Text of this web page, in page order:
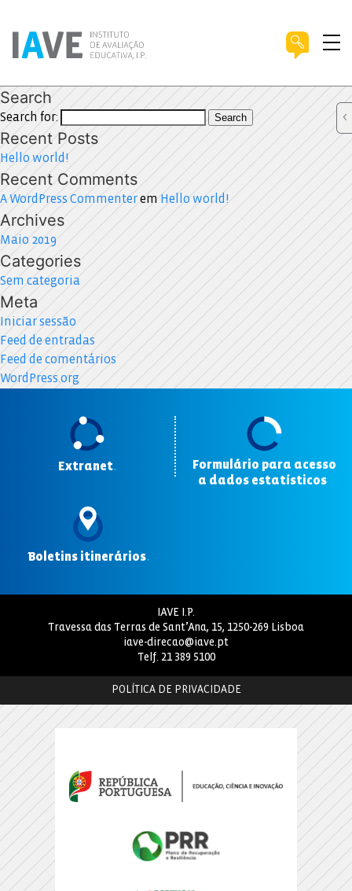
Search
Search for: Search
Recent Posts
Hello world!
Recent Comments
A WordPress Commenterem Hello world!
Archives
Maio 2019
Categories
Sem categoria
Meta
Iniciar sessão
Feed de entradas
Feed de comentários
WordPress.org
Extranet.
Formulário para acesso
a dados estatísticos
Boletins itinerários.
IAVE I.P.
Travessa das Terras de Sant’Ana, 15, 1250-269 Lisboa
iave-direcao@iave.pt
Telf. 21 389 5100
POLÍTICA DE PRIVACIDADE